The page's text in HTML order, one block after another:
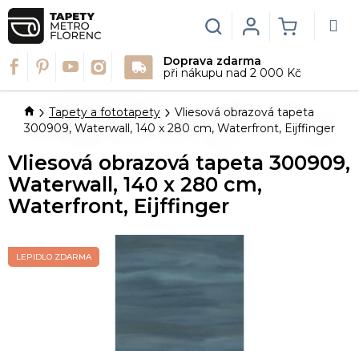
Přejít
na
obsah
Doprava zdarma
při nákupu nad 2 000 Kč
Hledat
KOŠÍK
Login
DomůTapety a fototapety
Vliesová obrazová tapeta
300909, Waterwall, 140 x 280 cm, Waterfront, Eijffinger
Vliesová obrazová tapeta 300909,
Waterwall, 140 x 280 cm,
Waterfront, Eijffinger
LEPIDLO ZDARMA